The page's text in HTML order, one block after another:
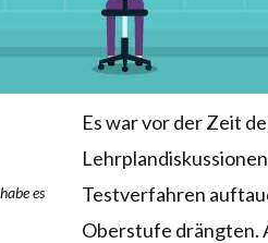
es
Es war vor der Zeit
Testverfahren
Oberstufe drängten.